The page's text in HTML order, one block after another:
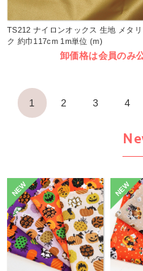
TS212 ナイロンオックス 生地 メタリ
ク 約巾117cm 1m単位 (m)
卸価格は会員のみ
1 2 3 4
NEW NEW